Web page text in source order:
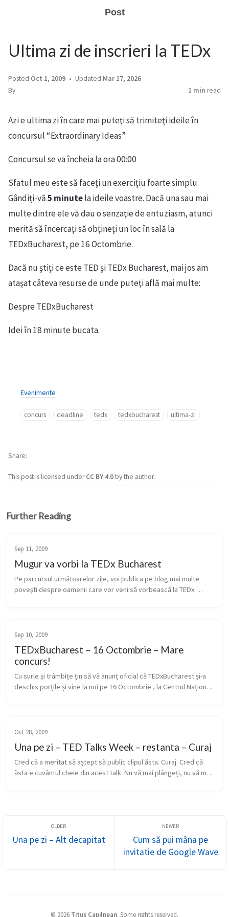
Post
Ultima zi de inscrieri la TEDx
Posted Oct 1, 2009 Updated Mar 17, 2026
By
1 min read
Azi e ultima zi în care mai puteţi să trimiteţi ideile în
concursul “Extraordinary Ideas”
Concursul se va încheia la ora 00:00
Sfatul meu este să faceţi un exerciţiu foarte simplu.
Gândiţi-vă5 minutela ideile voastre. Dacă una sau mai
multe dintre ele vă dau o senzaţie de entuziasm, atunci
merită să încercaţi să obţineţi un loc în sală la
TEDxBucharest, pe 16 Octombrie.
Dacă nu ştiţi ce este TED şi TEDx Bucharest, mai jos am
ataşat câteva resurse de unde puteţi află mai multe:
Despre TEDxBucharest
Idei în 18 minute bucata.
Evenimente
concurs deadline tedx tedxbucharest ultima-zi
This post is licensed underCC BY 4.0by the author.
Share
Further Reading
Sep 11, 2009
Mugur va vorbi la TEDx Bucharest
Pe parcursul următoarelor zile, voi publica pe blog mai multe
poveşti despre oamenii care vor veni să vorbească la TEDx
Sep 10, 2009
TEDxBucharest – 16 Octombrie – Mare
concurs!
Cu surle și trâmbițe țin să vă anunț oficial că TEDxBucharest și-a
deschis porțile și vine la noi pe 16 Octombrie , la Centrul Național
Oct 28, 2009
Una pe zi – TED Talks Week – restanta – Curaj
Cred că a meritat să aștept să public clipul ăsta. Curaj. Cred că
ăsta e cuvântul cheie din acest talk. Nu vă mai plângeți, nu vă mai
Una pe zi – Alt decapitat
Cum să pui mâna pe
invitatie de Google Wave
© 2026 Titus Capilnean. Some rights reserved.